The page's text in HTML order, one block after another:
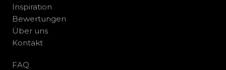
Inspiration
Bewertungen
Über uns
Kontakt
FAQ